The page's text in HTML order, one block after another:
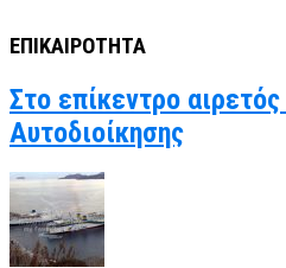
ΕΠΙΚΑΙΡΟΤΗΤΑ
Στο επίκεντρο
Αυτοδιοίκησης